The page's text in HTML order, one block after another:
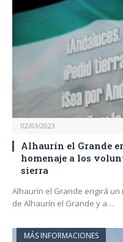
02/03/2023
Alhaurín el Grande
homenaje a los
sierra
Alhaurín el Grande erigirá
de Alhaurín el Grande y a…
MÁS INFORMACIONES